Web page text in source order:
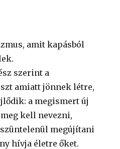
amit kapásból
szerint a
amiatt jönnek létre,
a megismert új
kell nevezni,
megújítani
hívja életre őket.